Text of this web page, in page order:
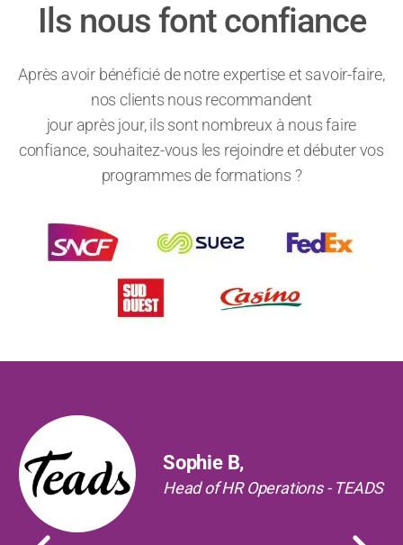
Ils nous font confiance
Après avoir bénéficié de notre expertise et savoir-faire,
nos clients nous recommandent
jour après jour, ils sont nombreux à nous faire
confiance, souhaitez-vous les rejoindre et débuter vos
programmes de formations ?
Sophie B,
Head of HR Operations - TEADS